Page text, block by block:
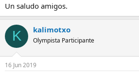
Un saludo amigos.
K kalimotxo
Olympista Participante
16 Jun 2019